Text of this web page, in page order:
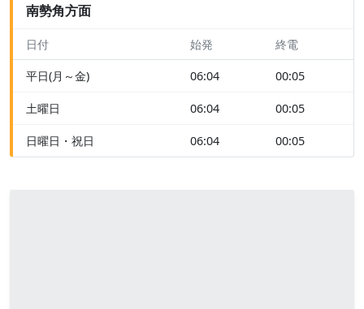
南勢角方面
日付 始発 終電
平日(月～金) 06:04 00:05
土曜日 06:04 00:05
日曜日・祝日 06:04 00:05